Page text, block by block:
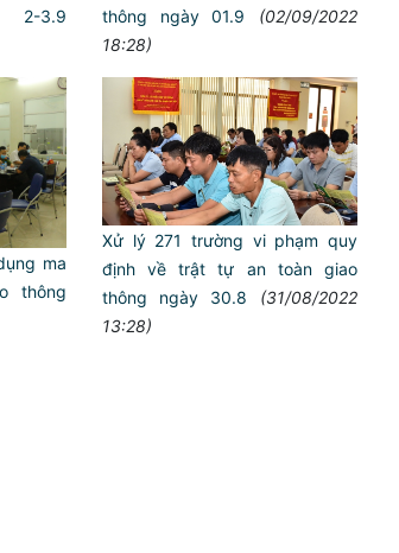
3.9
thông ngày 01.9
(02/09/2022
18:28)
ma
thông
Xử lý 271 trường vi phạm quy
định về trật tự an toàn giao
thông ngày 30.8
(31/08/2022
13:28)
Trailer chung kết Hội thi lực lượng tham gia bảo vệ
ANTT ở cơ sở giỏi toàn quốc lần thứ I, năm 2026